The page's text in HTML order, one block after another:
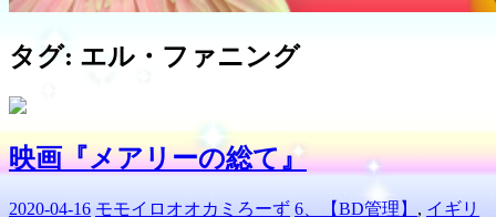
タグ: エル・ファニング
映画『メアリーの総て』
2020-04-16 モモイロオオカミろーず 6、【BD管理】 , イギリ